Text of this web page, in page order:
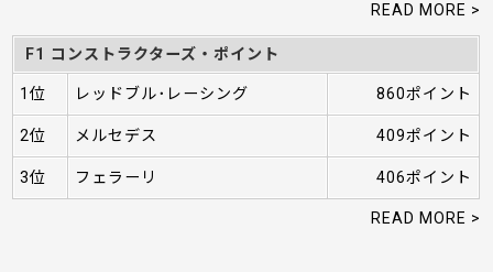
READ MORE >
F1 コンストラクターズ・ポイント
1位 レッドブル･レーシング 860ポイント
2位 メルセデス 409ポイント
3位 フェラーリ 406ポイント
READ MORE >